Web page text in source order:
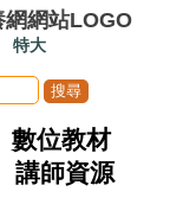
特大
數位教材
講師資源